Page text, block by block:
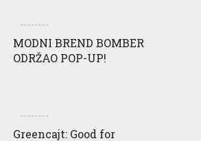
MODNI BREND BOMBER
ODRŽAO POP-UP!
Greencajt: Good for